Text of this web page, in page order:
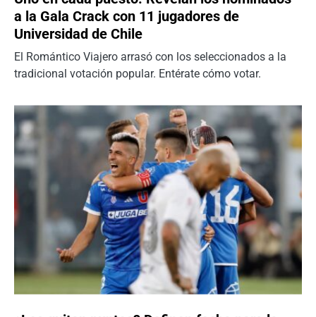
a la Gala Crack con 11 jugadores de
Universidad de Chile
El Romántico Viajero arrasó con los seleccionados a la
tradicional votación popular. Entérate cómo votar.